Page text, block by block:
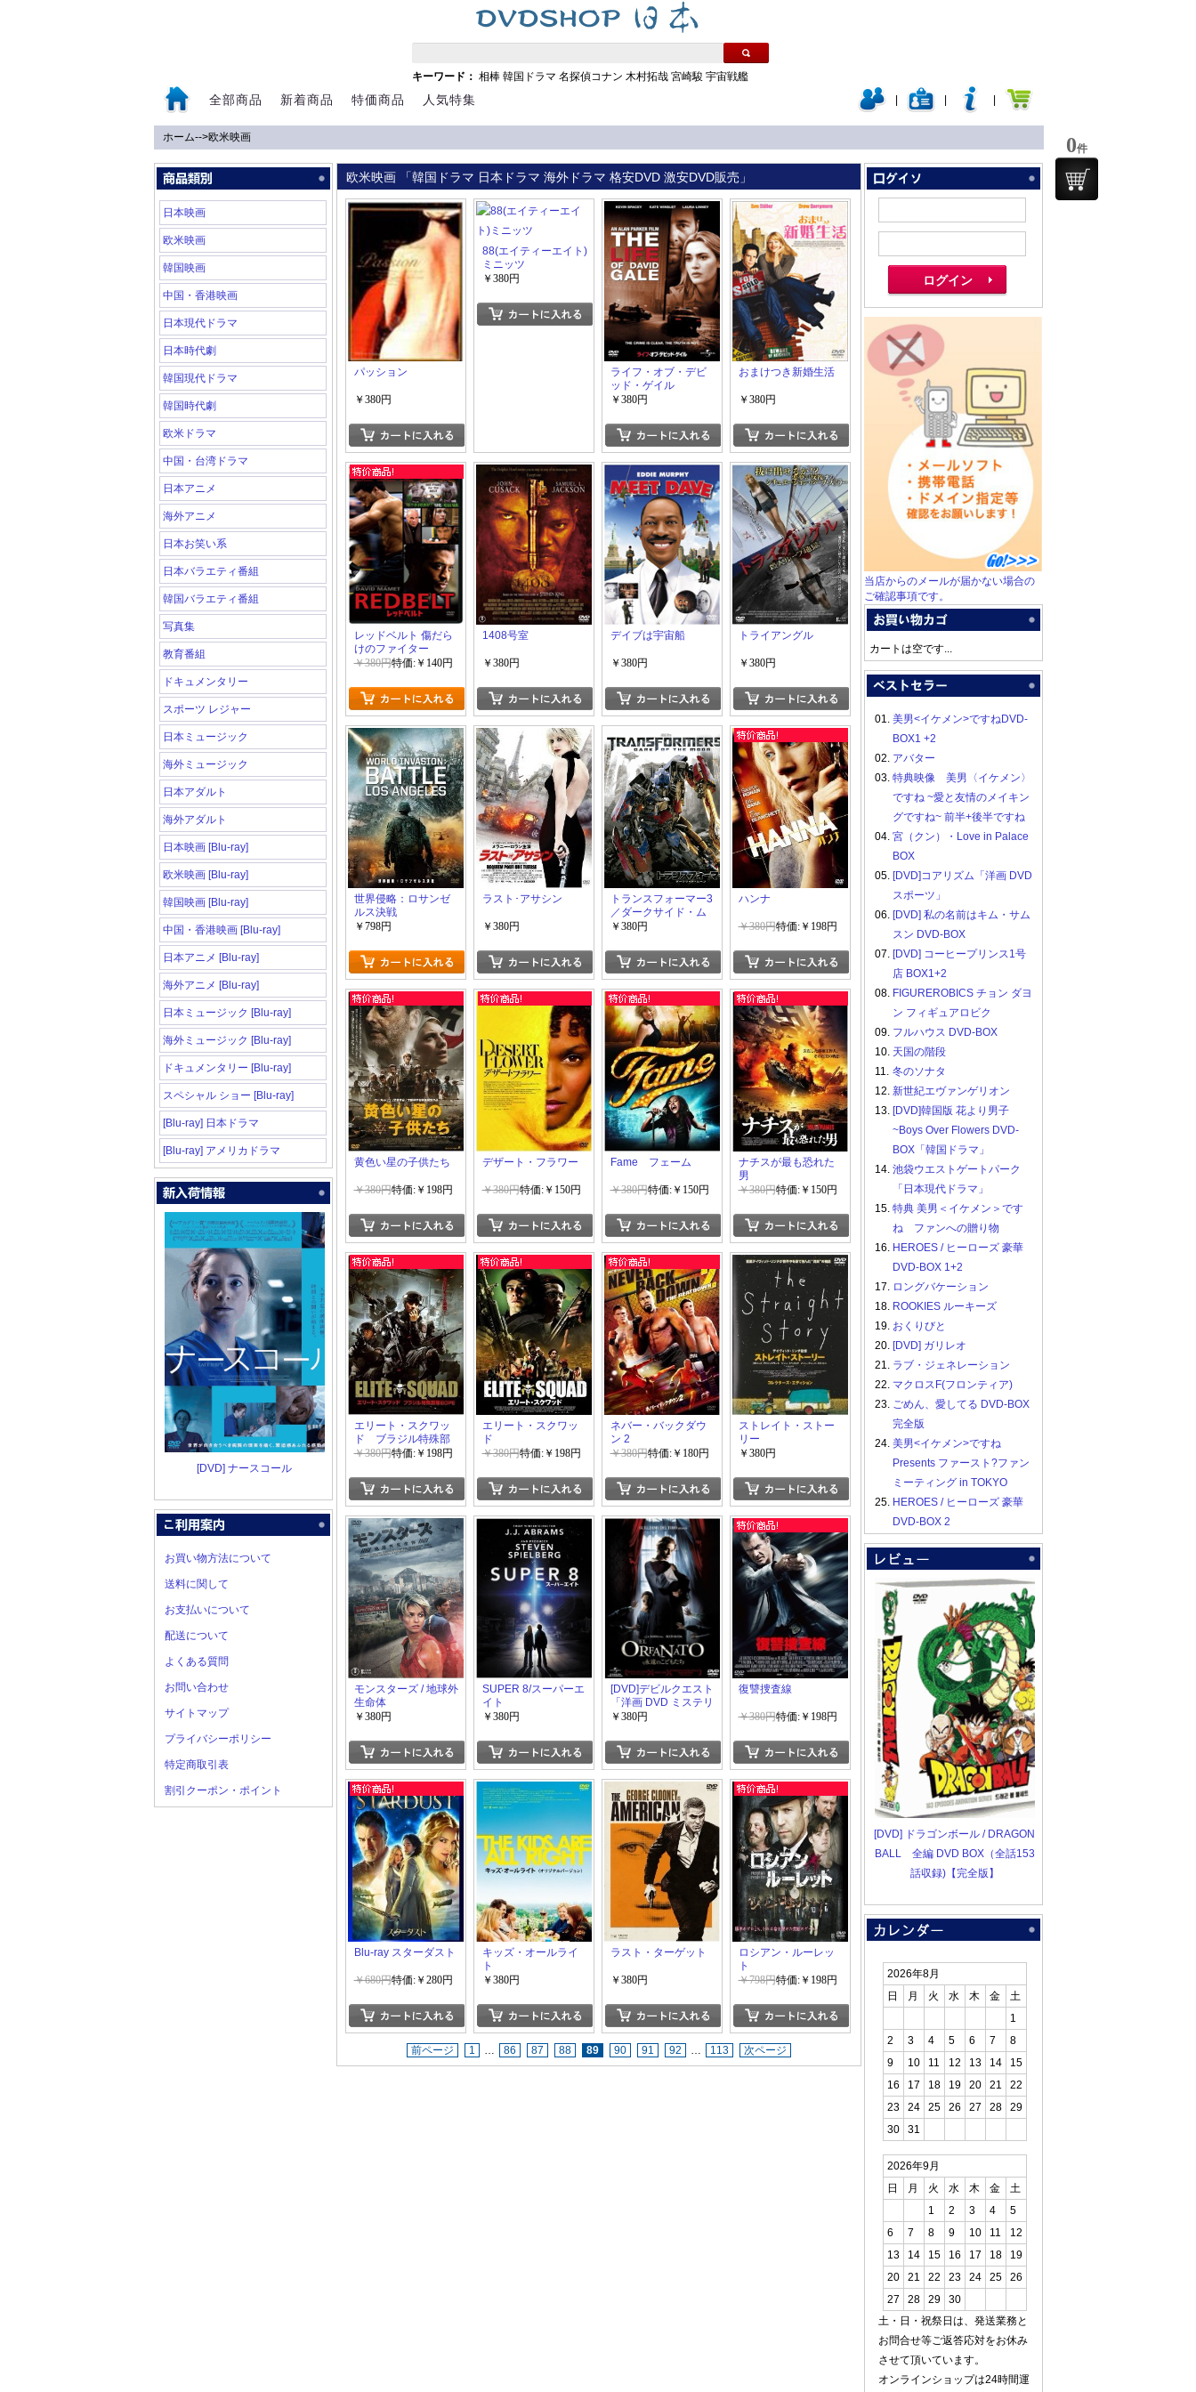
キーワード： 相棒 韓国ドラマ 名探偵コナン 木村拓哉 宮崎駿 宇宙戦艦
全部商品 新着商品 特価商品 人気特集
ホーム-->欧米映画
日本映画
欧米映画
韓国映画
中国・香港映画
日本現代ドラマ
日本時代劇
韓国現代ドラマ
韓国時代劇
欧米ドラマ
中国・台湾ドラマ
日本アニメ
海外アニメ
日本お笑い系
日本バラエティ番組
韓国バラエティ番組
写真集
教育番組
ドキュメンタリー
スポーツ レジャー
日本ミュージック
海外ミュージック
日本アダルト
海外アダルト
日本映画 [Blu-ray]
欧米映画 [Blu-ray]
韓国映画 [Blu-ray]
中国・香港映画 [Blu-ray]
日本アニメ [Blu-ray]
海外アニメ [Blu-ray]
日本ミュージック [Blu-ray]
海外ミュージック [Blu-ray]
ドキュメンタリー [Blu-ray]
スペシャル ショー [Blu-ray]
[Blu-ray] 日本ドラマ
[Blu-ray] アメリカドラマ
[DVD] ナースコール
お買い物方法について
送料に関して
お支払いについて
配送について
よくある質問
お問い合わせ
サイトマップ
プライバシーポリシー
特定商取引表
割引クーポン・ポイント
欧米映画 「韓国ドラマ 日本ドラマ 海外ドラマ 格安DVD 激安DVD販売」
パッション
￥380円
88(エイティーエイト)
ミニッツ
￥380円
ライフ・オブ・デビ
ッド・ゲイル
￥380円
おまけつき新婚生活
￥380円
レッドベルト 傷だら
けのファイター
￥380円特価:￥140円
1408号室
￥380円
デイブは宇宙船
￥380円
トライアングル
￥380円
世界侵略：ロサンゼ
ルス決戦
￥798円
ラスト･アサシン
￥380円
トランスフォーマー3
／ダークサイド・ム
ーン
￥380円
ハンナ
￥380円特価:￥198円
黄色い星の子供たち
￥380円特価:￥198円
デザート・フラワー
￥380円特価:￥150円
Fame フェーム
￥380円特価:￥150円
ナチスが最も恐れた
男
￥380円特価:￥150円
エリート・スクワッ
ド ブラジル特殊部
隊BOPE
￥380円特価:￥198円
エリート・スクワッ
ド
￥380円特価:￥198円
ネバー・バックダウ
ン 2
￥380円特価:￥180円
ストレイト・ストー
リー
￥380円
モンスターズ / 地球外
生命体
￥380円
SUPER 8/スーパーエ
イト
￥380円
[DVD]デビルクエスト
「洋画 DVD ミステリ
ー・サスペンス」
￥380円
復讐捜査線
￥380円特価:￥198円
Blu-ray スターダスト
￥680円特価:￥280円
キッズ・オールライ
ト
￥380円
ラスト・ターゲット
￥380円
ロシアン・ルーレッ
ト
￥798円特価:￥198円
前ページ 1 … 86 87 88 89 90 91 92 … 113 次ページ
当店からのメールが届かない場合の
ご確認事項です。
カートは空です...
01. 美男<イケメン>ですねDVD-
BOX1 +2
02. アバター
03. 特典映像 美男〈イケメン〉
ですね ~愛と友情のメイキン
グですね~ 前半+後半ですね
04. 宮（クン）・Love in Palace
BOX
05. [DVD]コアリズム「洋画 DVD
スポーツ」
06. [DVD] 私の名前はキム・サム
スン DVD-BOX
07. [DVD] コーヒープリンス1号
店 BOX1+2
08. FIGUREROBICS チョン ダヨ
ン フィギュアロビク
09. フルハウス DVD-BOX
10. 天国の階段
11. 冬のソナタ
12. 新世紀エヴァンゲリオン
13. [DVD]韓国版 花より男子
~Boys Over Flowers DVD-
BOX「韓国ドラマ」
14. 池袋ウエストゲートパーク
「日本現代ドラマ」
15. 特典 美男＜イケメン＞です
ね ファンへの贈り物
16. HEROES / ヒーローズ 豪華
DVD-BOX 1+2
17. ロングバケーション
18. ROOKIES ルーキーズ
19. おくりびと
20. [DVD] ガリレオ
21. ラブ・ジェネレーション
22. マクロスF(フロンティア)
23. ごめん、愛してる DVD-BOX
完全版
24. 美男<イケメン>ですね
Presents ファースト?ファン
ミーティング in TOKYO
25. HEROES / ヒーローズ 豪華
DVD-BOX 2
[DVD] ドラゴンボール / DRAGON
BALL 全編 DVD BOX（全話153
話収録)【完全版】
2026年8月
日
月 火 水 木 金
土
1
2
3 4 5 6 7
8
9
10 11 12 13 14
15
16
17 18 19 20 21
22
23
24 25 26 27 28
29
30
31
2026年9月
日
月 火 水 木 金
土
1
2 3 4
5
6
7 8 9 10 11
12
13
14 15 16 17 18
19
20
21 22 23 24 25
26
27
28 29
30
土・日・祝祭日は、発送業務と
お問合せ等ご返答応対をお休み
させて頂いています。
オンラインショップは24時間運
0件
0